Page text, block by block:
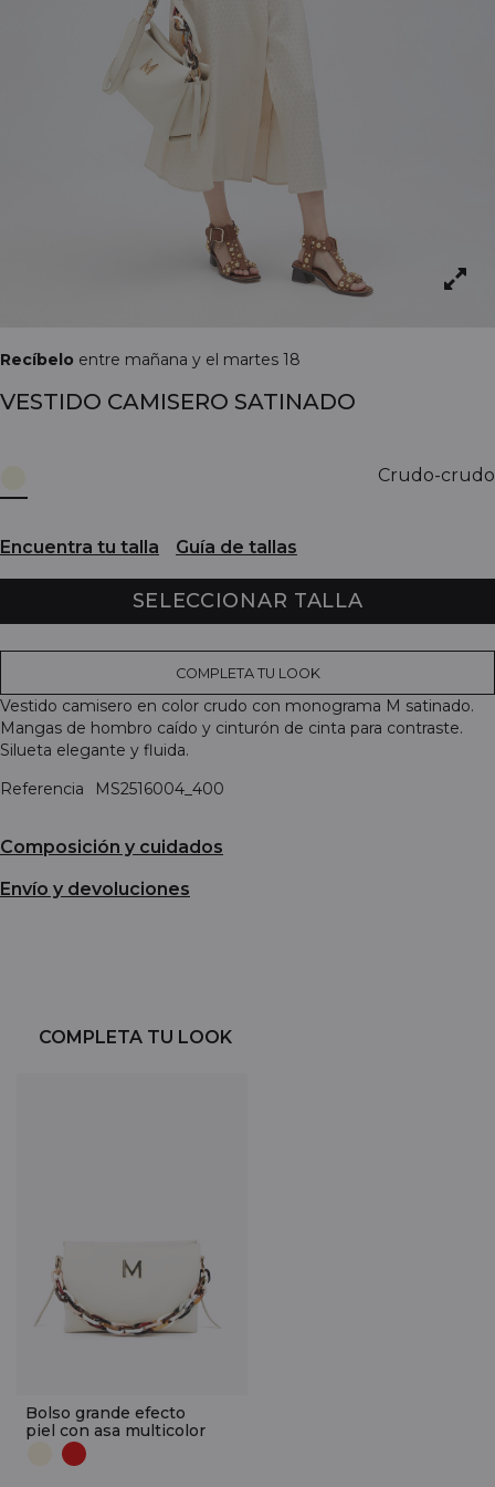
Recíbelo entre mañana y el martes 18
VESTIDO CAMISERO SATINADO
Crudo-crudo
Encuentra tu talla Guía de tallas
SELECCIONAR TALLA
COMPLETA TU LOOK
Vestido camisero en color crudo con monograma M satinado.
Mangas de hombro caído y cinturón de cinta para contraste.
Silueta elegante y fluida.
Referencia
MS2516004_400
Composición y cuidados
Envío y devoluciones
COMPLETA TU LOOK
Bolso grande efecto
piel con asa multicolor